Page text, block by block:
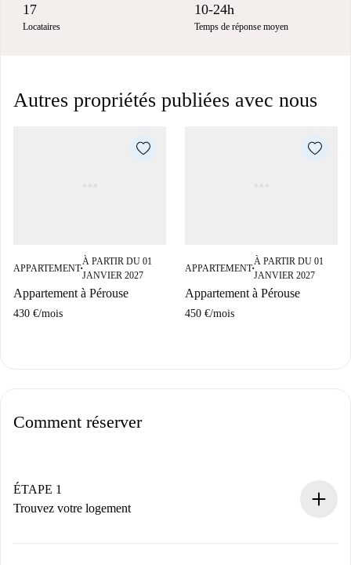
17
Locataires
10-24h
Temps de réponse moyen
Autres propriétés publiées avec nous
APPARTEMENT■
À PARTIR DU 01
JANVIER 2027
Appartement à Pérouse
430 €/mois
APPARTEMENT■
À PARTIR DU 01
JANVIER 2027
Appartement à Pérouse
450 €/mois
Comment réserver
ÉTAPE 1
Trouvez votre logement